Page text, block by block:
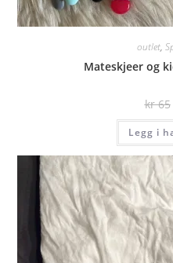
outlet,
Mateskjeer og
kr65
Legg i